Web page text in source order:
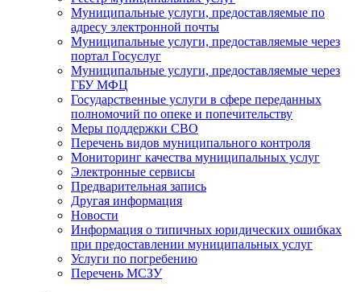
Муниципальные услуги, предоставляемые по
адресу электронной почты
Муниципальные услуги, предоставляемые через
портал Госуслуг
Муниципальные услуги, предоставляемые через
ГБУ МФЦ
Государственные услуги в сфере переданных
полномочий по опеке и попечительству
Меры поддержки СВО
Перечень видов муниципального контроля
Мониторинг качества муниципальных услуг
Электронные сервисы
Предварительная запись
Другая информация
Новости
Информация о типичных юридических ошибках
при предоставлении муниципальных услуг
Услуги по погребению
Перечень МСЗУ